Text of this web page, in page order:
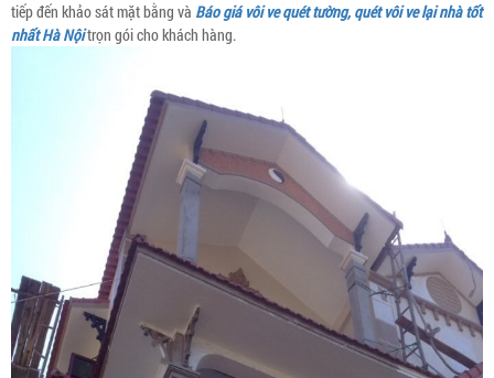
tiếp đến khảo sát mặt bằng và Báo giá vôi ve quét tường, quét vôi ve lại nhà tốt
nhất Hà Nộitrọn gói cho khách hàng.